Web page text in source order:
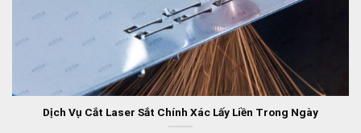
Dịch Vụ Cắt Laser Sắt Chính Xác Lấy Liền Trong Ngày